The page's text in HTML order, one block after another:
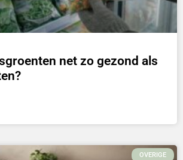
net zo gezond als
OVERIGE